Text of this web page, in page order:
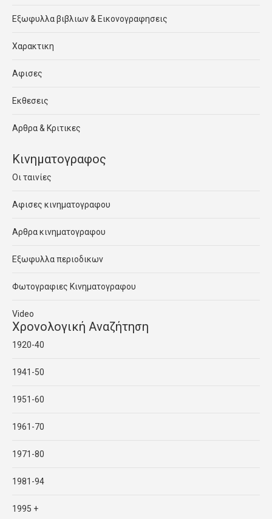
Εξωφυλλα βιβλιων & Εικονογραφησεις
Χαρακτικη
Αφισες
Εκθεσεις
Αρθρα & Κριτικες
Κινηματογραφος
Οι ταινίες
Αφισες κινηματογραφου
Αρθρα κινηματογραφου
Εξωφυλλα περιοδικων
Φωτογραφιες Κινηματογραφου
Video
Χρονολογική Αναζήτηση
1920-40
1941-50
1951-60
1961-70
1971-80
1981-94
1995 +